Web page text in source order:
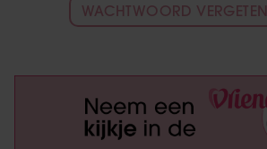
WACHTWOORD VERGETEN